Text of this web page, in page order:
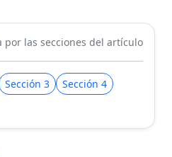
por las secciones del artículo
Sección 3
Sección 4